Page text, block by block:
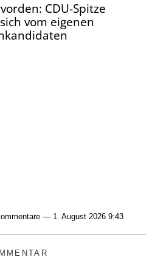
CDU-Spitze
vom eigenen
— 1. August 2026 9:43